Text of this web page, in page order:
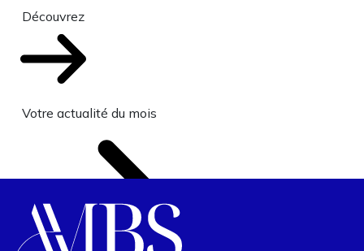
Découvrez
Votre actualité du mois